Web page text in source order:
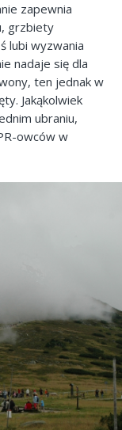
zapewnia
grzbiety
lubi wyzwania
nadaje się dla
ten jednak w
Jakąkolwiek
ubraniu,
owców w